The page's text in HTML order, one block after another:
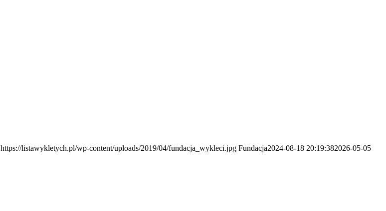
https://listawykletych.pl/wp-content/uploads/2019/04/fundacja_wykleci.jpg Fundacja2024-08-18 20:19:382026-05-05